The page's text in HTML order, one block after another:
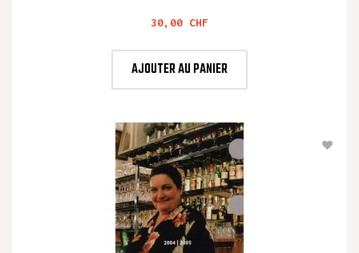
Prix
30,00 CHF
AJOUTER AU PANIER